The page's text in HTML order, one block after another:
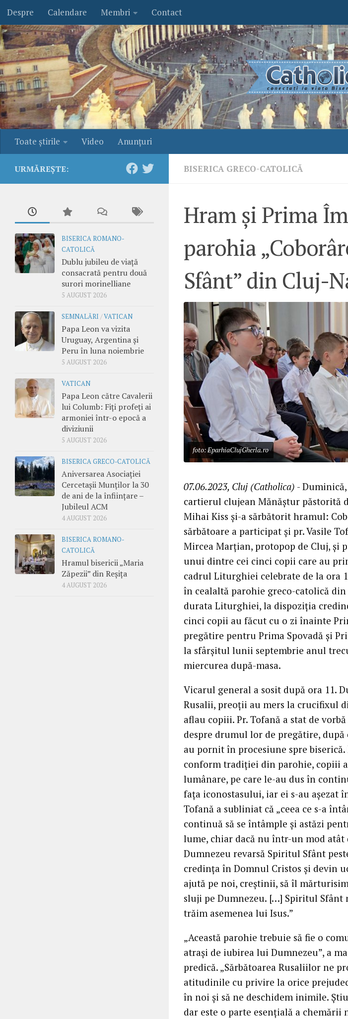
Skip to content
Despre Calendare Membri Contact
Toate ştirile Video Anunţuri
BISERICA GRECO-CATOLICĂ
Hram și Prima
parohia
Sfânt” din Cluj-
foto: EparhiaClujGherla.ro
07.06.2023, Cluj (Catholica) -
cartierul clujean Mănăștur păstorită
Mihai Kiss și-a sărbătorit hramul:
sărbătoare a participat și pr. Vasile
Mircea Marțian, protopop de Cluj, și
unui dintre cei cinci copii care au
cadrul Liturghiei celebrate de la ora
în cealaltă parohie greco-catolică din
durata Liturghiei, la dispoziția
cinci copii au făcut cu o zi înainte
pregătire pentru Prima Spovadă și
la sfârșitul lunii septembrie anul
miercurea după-masa.
Vicarul general a sosit după ora 11.
Rusalii, preoții au mers la crucifixul
aflau copiii. Pr. Tofană a stat de
despre drumul lor de pregătire,
au pornit în procesiune spre
conform tradiției din parohie, copiii
lumânare, pe care le-au dus în
fața iconostasului, iar ei s-au așezat
Tofană a subliniat că „ceea ce s-a
continuă să se întâmple și astăzi
lume, chiar dacă nu într-un mod atât
Dumnezeu revarsă Spiritul Sfânt
credința în Domnul Cristos și devin
ajută pe noi, creștinii, să îl
sluji pe Dumnezeu. […] Spiritul Sfânt
trăim asemenea lui Isus.”
„Această parohie trebuie să fie o
atrași de iubirea lui Dumnezeu”, a
predică. „Sărbătoarea Rusaliilor ne
atitudinile cu privire la orice
în noi și să ne deschidem inimile.
dar este o parte esențială a chemării
URMĂREȘTE:
BISERICA ROMANO-
CATOLICĂ
Dublu jubileu de viață
consacrată pentru două
surori morinelliane
5 AUGUST 2026
SEMNALĂRI /VATICAN
Papa Leon va vizita
Uruguay, Argentina și
Peru în luna noiembrie
5 AUGUST 2026
VATICAN
Papa Leon către Cavalerii
lui Columb: Fiți profeți ai
armoniei într-o epocă a
diviziunii
5 AUGUST 2026
BISERICA GRECO-CATOLICĂ
Aniversarea Asociației
Cercetașii Munților la 30
de ani de la înființare –
Jubileul ACM
4 AUGUST 2026
BISERICA ROMANO-
CATOLICĂ
Hramul bisericii „Maria
Zăpezii” din Reșița
4 AUGUST 2026